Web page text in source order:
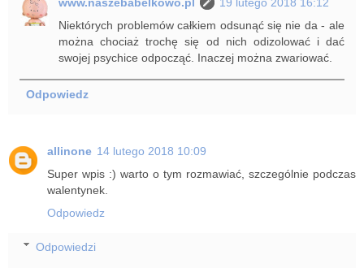
Niektórych problemów całkiem odsunąć się nie da - ale
można chociaż trochę się od nich odizolować i dać
swojej psychice odpocząć. Inaczej można zwariować.
Odpowiedz
allinone 14 lutego 2018 10:09
Super wpis :) warto o tym rozmawiać, szczególnie podczas
walentynek.
Odpowiedz
Odpowiedzi